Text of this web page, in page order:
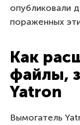
опубликовали
пораженных
Как
файлы,
Yatron
Вымогатель